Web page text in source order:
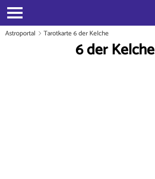
Astroportal Tarotkarte 6 der Kelche
6 der Kelche